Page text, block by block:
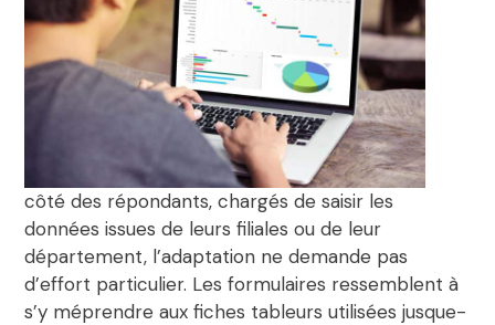
côté des répondants, chargés de saisir les
données issues de leurs filiales ou de leur
département, l’adaptation ne demande pas
d’effort particulier. Les formulaires ressemblent à
s’y méprendre aux fiches tableurs utilisées jusque-